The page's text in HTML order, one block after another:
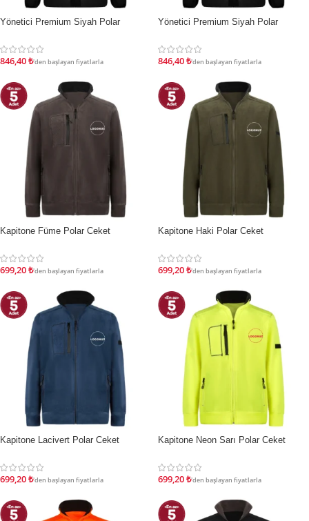
İNDIRIM
Yönetici Premium Siyah Polar
846,40₺'den başlayan fiyatlarla
İNDIRIM
Yönetici Premium Siyah Polar
846,40₺'den başlayan fiyatlarla
İNDIRIM
Kapitone Füme Polar Ceket
699,20₺'den başlayan fiyatlarla
İNDIRIM
Kapitone Haki Polar Ceket
699,20₺'den başlayan fiyatlarla
İNDIRIM
Kapitone Lacivert Polar Ceket
699,20₺'den başlayan fiyatlarla
İNDIRIM
Kapitone Neon Sarı Polar Ceket
699,20₺'den başlayan fiyatlarla